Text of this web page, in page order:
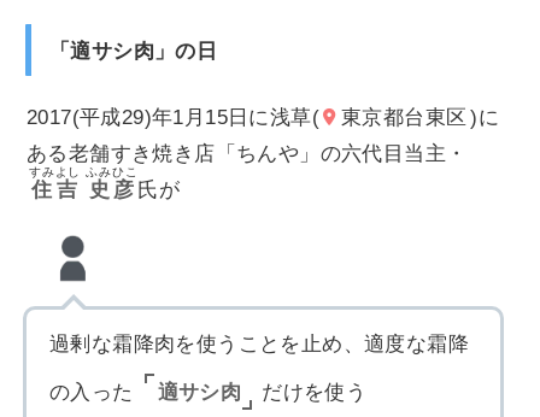
「適サシ肉」の日
2017(平成29)年1月15日に浅草( 東京都台東区 )に
ある老舗すき焼き店「ちんや」の六代目当主・
住吉
すみよし
史彦
ふみひこ
氏が
過剰な霜降肉を使うことを止め、適度な霜降
の入った 適サシ肉 だけを使う